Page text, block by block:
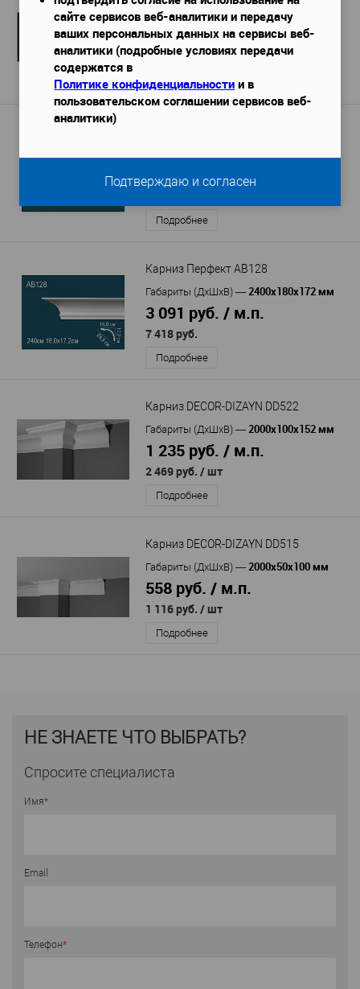
Габариты (ДхШхВ)—2000х40х41 мм
210 руб. / м.п.
420 руб.
Подробнее
1 939 руб. / м.п.
Подробнее
Карниз Перфект AB128
Габариты (ДхШхВ) — 2400х180х172 мм
3 091 руб. / м.п.
7 418 руб.
Подробнее
Карниз DECOR-DIZAYN DD522
Габариты (ДхШхВ) — 2000х100х152 мм
1 235 руб. / м.п.
2 469 руб. / шт
Подробнее
Карниз DECOR-DIZAYN DD515
Габариты (ДхШхВ) — 2000х50х100 мм
558 руб. / м.п.
1 116 руб. / шт
Подробнее
НЕ ЗНАЕТЕ ЧТО ВЫБРАТЬ?
Спросите специалиста
Имя*
Email
Телефон*
сайте сервисов веб-аналитики и передачу
ваших персональных данных на сервисы веб-
аналитики (подробные условиях передачи
содержатся в
Политике конфиденциальности и в
пользовательском соглашении сервисов веб-
аналитики)
Подтверждаю и согласен